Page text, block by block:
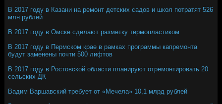
В 2017 году в Казани на ремонт детских садов и школ потратят 526
млн рублей
В 2017 году в Омске сделают разметку термопластиком
В 2017 году в Пермском крае в рамках программы капремонта
будут заменены почти 500 лифтов
В 2017 году в Ростовской области планируют отремонтировать 20
сельских ДК
Вадим Варшавский требует от «Мечела» 10,1 млрд рублей